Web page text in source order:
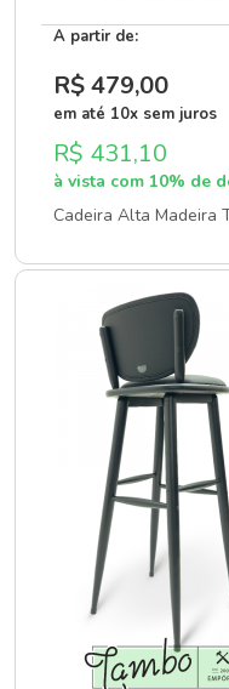
A partir de:
R$ 479,00
em até 10x sem juros
R$ 431,10
à vista com 10% de
Cadeira Alta Madeira